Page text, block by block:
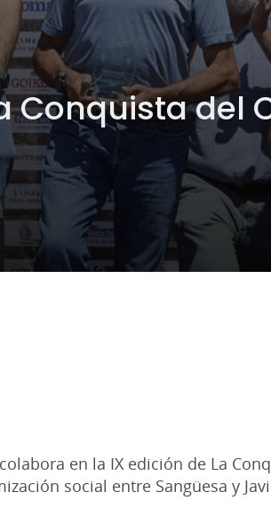
Conquista del
en la IX edición de La
social entre Sangüesa y